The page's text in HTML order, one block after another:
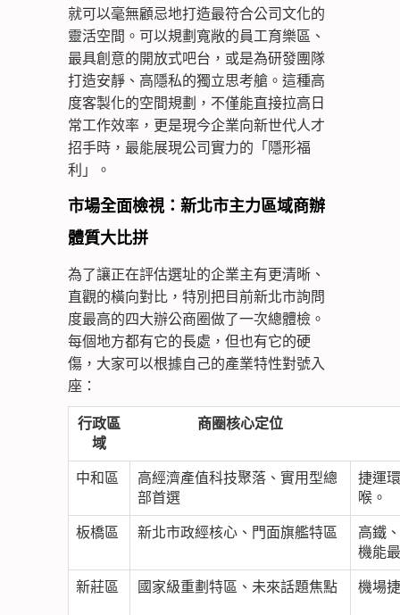
就可以毫無顧忌地打造最符合公司文化的
靈活空間。可以規劃寬敞的員工育樂區、
最具創意的開放式吧台，或是為研發團隊
打造安靜、高隱私的獨立思考艙。這種高
度客製化的空間規劃，不僅能直接拉高日
常工作效率，更是現今企業向新世代人才
招手時，最能展現公司實力的「隱形福
利」。
市場全面檢視：新北市主力區域商辦
體質大比拼
為了讓正在評估選址的企業主有更清晰、
直觀的橫向對比，特別把目前新北市詢問
度最高的四大辦公商圈做了一次總體檢。
每個地方都有它的長處，但也有它的硬
傷，大家可以根據自己的產業特性對號入
座：
行政區
域
商圈核心定位
中和區
高經濟產值科技聚落、實用型總
部首選
捷運
喉。
板橋區 新北市政經核心、門面旗艦特區
高鐵
機能
新莊區 國家級重劃特區、未來話題焦點 機場